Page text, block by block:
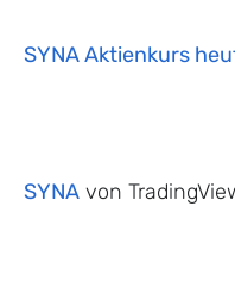
SYNA Aktienkurs
SYNA von